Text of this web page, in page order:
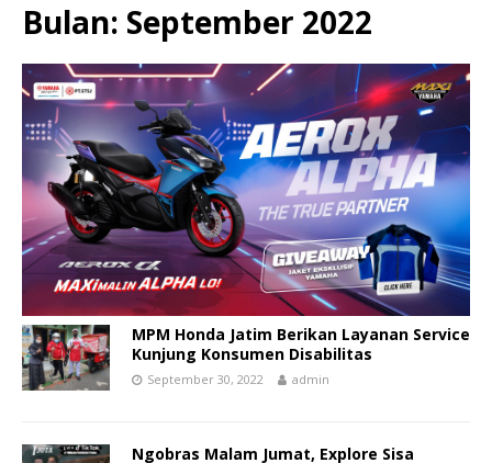
Bulan: September 2022
MPM Honda Jatim Berikan Layanan Service
Kunjung Konsumen Disabilitas
September 30, 2022 admin
Ngobras Malam Jumat, Explore Sisa